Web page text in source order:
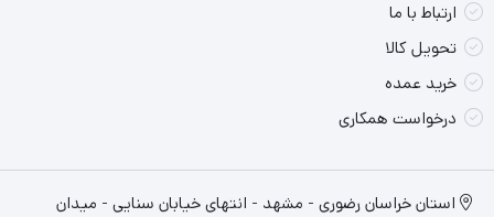
ارتباط با ما
تحویل کالا
خرید عمده
درخواست همکاری
استان خراسان رضوری - مشهد - انتهای خیابان سنایی - میدان